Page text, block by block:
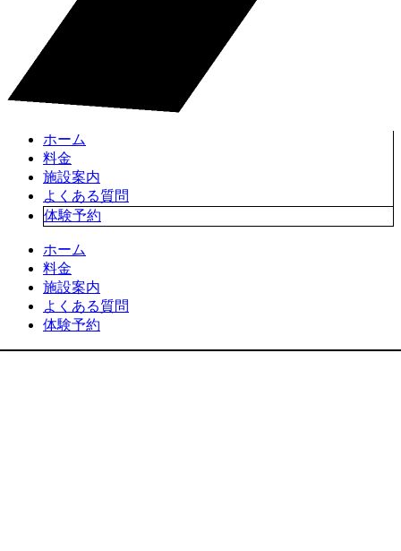
ホーム
料金
施設案内
よくある質問
体験予約
ホーム
料金
施設案内
よくある質問
体験予約